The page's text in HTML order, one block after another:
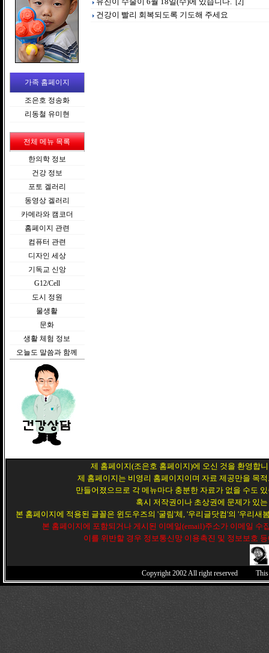
가족 홈페이지
조은호 정송화
리동철 유미현
전체 메뉴 목록
한의학 정보
건강 정보
포토 겔러리
동영상 겔러리
카메라와 캠코더
홈페이지 관련
컴퓨터 관련
디자인 세상
기독교 신앙
G12/Cell
도시 정원
물생활
문화
생활 체험 정보
오늘도 말씀과 함께
[2]
건강이 빨리 회복되도록 기도해 주세요
제 홈페이지(조은호 홈페이지)에 오신 것을 환영합
제 홈페이지는 비영리 홈페이지이며 자료 제공만을 목
만들어졌으므로 각 메뉴마다 충분한 자료가 없을 수도
혹시 저작권이나 초상권에 문제가 있
본 홈페이지에 적용된 글꼴은 윈도우즈의 '굴림'체, '우리글닷컴'의 '우리
본 홈페이지에 포함되거나 게시된 이메일(email)주소가 이메일
이를 위반할 경우 정보통신망 이용촉진 및 정보보호
Copyright 2002All right reserved This